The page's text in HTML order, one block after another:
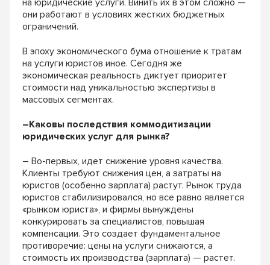
на юридические услуги. Винить их в этом сложно —
они работают в условиях жестких бюджетных
ограничений.
В эпоху экономического бума отношение к тратам
на услуги юристов иное. Сегодня же
экономическая реальность диктует приоритет
стоимости над уникальностью экспертизы в
массовых сегментах.
–Каковы последствия коммодитизации
юридических услуг для рынка?
– Во-первых, идет снижение уровня качества.
Клиенты требуют снижения цен, а затраты на
юристов (особенно зарплата) растут. Рынок труда
юристов стабилизировался, но все равно является
«рынком юриста», и фирмы вынуждены
конкурировать за специалистов, повышая
компенсации. Это создает фундаментальное
противоречие: цены на услуги снижаются, а
стоимость их производства (зарплата) — растет.